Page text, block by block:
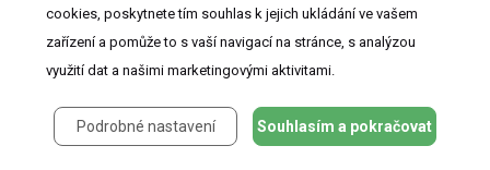
29 % v jiných observačních studiích, ze kterých nebyli vyřazeni
pacienti s rizikem myopatií [17,18]. Nejčastěji uvedeným
důvodem pro změnu léčby byla potřeba zvýšit účinek, svalové
obtíže byly až na druhém místě.
cookies, poskytnete tím souhlas k jejich ukládání ve vašem
zařízení a pomůže to s vaší navigací na stránce, s analýzou
využití dat a našimi marketingovými aktivitami.
Podrobné nastavení Souhlasím a pokračovat